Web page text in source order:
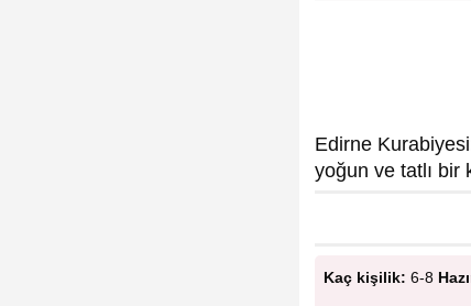
Edirne
yoğun ve tatlı bir
Kaç kişilik: 6-8